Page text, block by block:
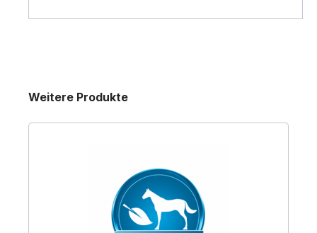
Produktgalerie überspringen
Weitere Produkte